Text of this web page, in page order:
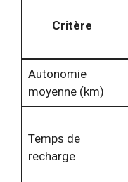
Critère
Autonomie
moyenne (km)
Temps de
recharge